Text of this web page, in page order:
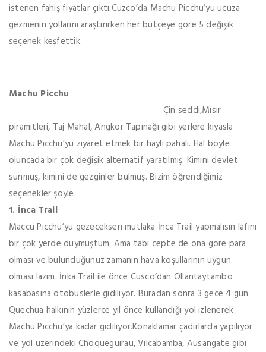
istenen fahiş fiyatlar çıktı.Cuzco’da Machu Picchu’yu ucuza
gezmenin yollarını araştırırken her bütçeye göre 5 değişik
seçenek keşfettik.
Machu Picchu
Çin seddi,Mısır
piramitleri, Taj Mahal, Angkor Tapınağı gibi yerlere kıyasla
Machu Picchu’yu ziyaret etmek bir hayli pahalı. Hal böyle
oluncada bir çok değişik alternatif yaratılmış. Kimini devlet
sunmuş, kimini de gezginler bulmuş. Bizim öğrendiğimiz
seçenekler şöyle:
1. İnca Trail
Maccu Picchu’yu gezeceksen mutlaka İnca Trail yapmalısın lafını
bir çok yerde duymuştum. Ama tabi cepte de ona göre para
olması ve bulunduğunuz zamanın hava koşullarının uygun
olması lazım. İnka Trail ile önce Cusco’dan Ollantaytambo
kasabasına otobüslerle gidiliyor. Buradan sonra 3 gece 4 gün
Quechua halkının yüzlerce yıl önce kullandığı yol izlenerek
Machu Picchu’ya kadar gidiliyor.Konaklamar çadırlarda yapılıyor
ve yol üzerindeki Choqueguirau, Vilcabamba, Ausangate gibi